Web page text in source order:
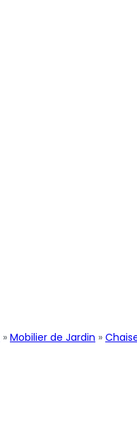
» Mobilier de Jardin »